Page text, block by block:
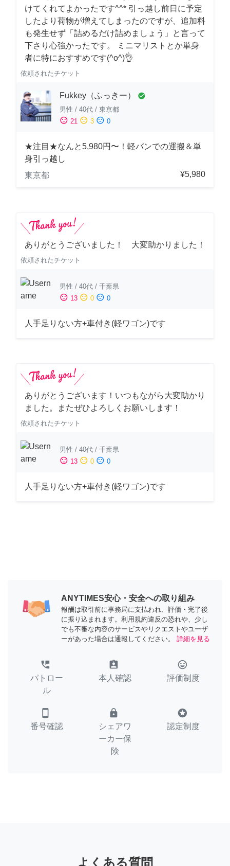
けてくれてよかったです^^* 引っ越し前日に予定
したより荷物が増えてしまったのですが、追加料
も発生せず「詰めるだけ詰めましょう」と言って
下さり心強かったです。 ミニマリストとか単身
者に特におすすめです(^o^)👌
依頼されたチケット
Fukkey（ふっきー） check_circle
男性 / 40代 / 東京都
sentiment_satisfied 21 sentiment_neutral 3 sentiment_dissatisfied 0
★注目★なんと5,980円〜！軽バンでの運搬＆単
身引っ越し
東京都
¥5,980
ありがとうございました！ 大変助かりました！
依頼されたチケット
男性 / 40代 / 千葉県
sentiment_satisfied 13 sentiment_neutral 0 sentiment_dissatisfied 0
人手足りない方+車付き(軽ワゴン)です
ありがとうございます！いつもながら大変助かり
ました。またぜひよろしくお願いします！
依頼されたチケット
男性 / 40代 / 千葉県
sentiment_satisfied 13 sentiment_neutral 0 sentiment_dissatisfied 0
人手足りない方+車付き(軽ワゴン)です
ANYTIMES安心・安全への取り組み
報酬は取引前に事務局に支払われ、評価・完了後
に振り込まれます。利用規約違反の恐れや、少し
でも不審な内容のサービスやリクエストやユーザ
ーがあった場合は通報してください。
詳細を見る
perm_phone_msg
パトロー
ル
assignment_ind
本人確認
tag_faces
評価制度
smartphone
番号確認
lock
シェアワ
ーカー保
険
stars
認定制度
よくある質問